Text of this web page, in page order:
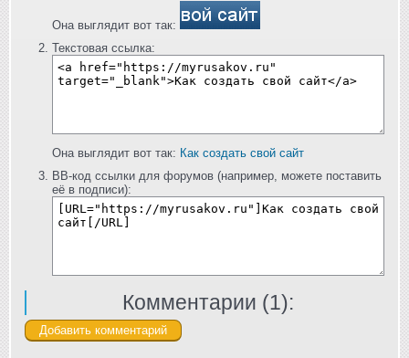
Она выглядит вот так:
Текстовая ссылка:
Она выглядит вот так: Как создать свой сайт
BB-код ссылки для форумов (например, можете поставить
её в подписи):
Комментарии (1):